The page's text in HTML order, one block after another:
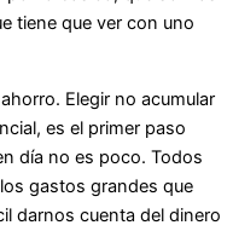
tiene que ver con uno
Elegir no acumular
es el primer paso
día no es poco. Todos
gastos grandes que
darnos cuenta del dinero